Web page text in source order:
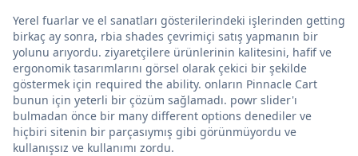
Yerel fuarlar ve el sanatları gösterilerindeki işlerinden getting
birkaç ay sonra, rbia shades çevrimiçi satış yapmanın bir
yolunu arıyordu. ziyaretçilere ürünlerinin kalitesini, hafif ve
ergonomik tasarımlarını görsel olarak çekici bir şekilde
göstermek için required the ability. onların Pinnacle Cart
bunun için yeterli bir çözüm sağlamadı. powr slider'ı
bulmadan önce bir many different options denediler ve
hiçbiri sitenin bir parçasıymış gibi görünmüyordu ve
kullanışsız ve kullanımı zordu.